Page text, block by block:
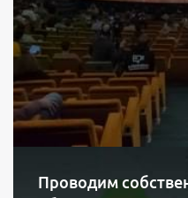
Проводим